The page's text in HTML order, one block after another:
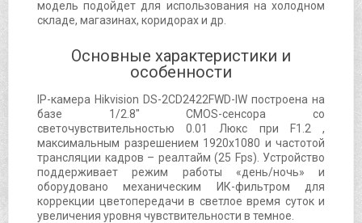
модель подойдет для использования на холодном
складе, магазинах, коридорах и др.
Основные характеристики и
особенности
IP-камера Hikvision DS-2CD2422FWD-IW построена на
базе 1/2.8" CMOS-сенсора со
светочувствительностью 0.01 Люкс при F1.2 ,
максимальным разрешением 1920x1080 и частотой
трансляции кадров – реалтайм (25 Fps). Устройство
поддерживает режим работы «день/ночь» и
оборудовано механическим ИК-фильтром для
коррекции цветопередачи в светлое время суток и
увеличения уровня чувствительности в темное.